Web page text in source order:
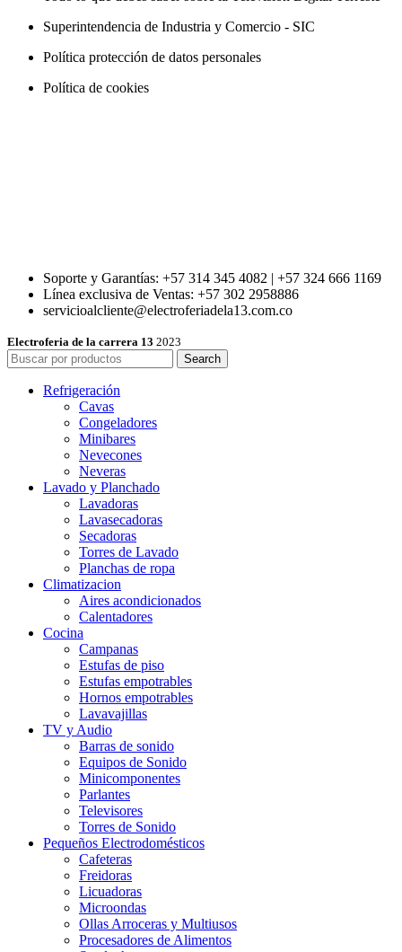
Superintendencia de Industria y Comercio - SIC
Política protección de datos personales
Política de cookies
Soporte y Garantías: +57 314 345 4082 | +57 324 666 1169
Línea exclusiva de Ventas: +57 302 2958886
servicioalcliente@electroferiadela13.com.co
Electroferia de la carrera 13 2023
Search
Refrigeración
Cavas
Congeladores
Minibares
Nevecones
Neveras
Lavado y Planchado
Lavadoras
Lavasecadoras
Secadoras
Torres de Lavado
Planchas de ropa
Climatizacion
Aires acondicionados
Calentadores
Cocina
Campanas
Estufas de piso
Estufas empotrables
Hornos empotrables
Lavavajillas
TV y Audio
Barras de sonido
Equipos de Sonido
Minicomponentes
Parlantes
Televisores
Torres de Sonido
Pequeños Electrodomésticos
Cafeteras
Freidoras
Licuadoras
Microondas
Ollas Arroceras y Multiusos
Procesadores de Alimentos